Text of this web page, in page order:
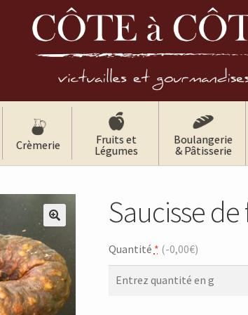
Crèmerie
Fruits et
Légumes
Boulangerie
& Pâtisserie
Saucisse de
Quantité * (-0,00€)